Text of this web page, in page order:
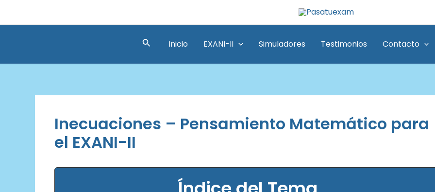
BuscarInicio EXANI-II Simuladores Testimonios Contacto
Inecuaciones – Pensamiento Matemático para
el EXANI-II